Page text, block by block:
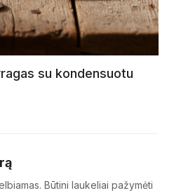
su kondensuotu
Būtini laukeliai pažymėti